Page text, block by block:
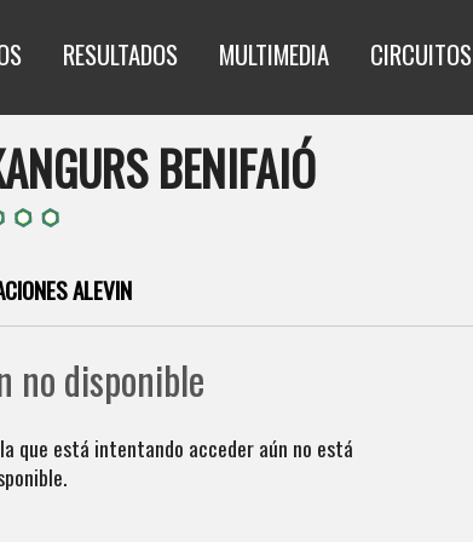
RESULTADOS MULTIMEDIA CIRCUITOS
BENIFAIÓ
ALEVIN
no disponible
que está intentando acceder aún no está